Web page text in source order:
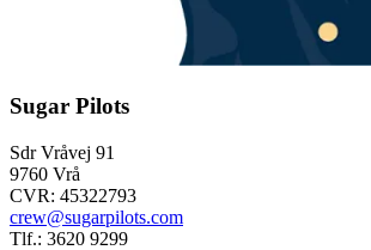
Sugar Pilots
Sdr Vråvej 91
9760 Vrå
CVR: 45322793
crew@sugarpilots.com
Tlf.: 3620 9299